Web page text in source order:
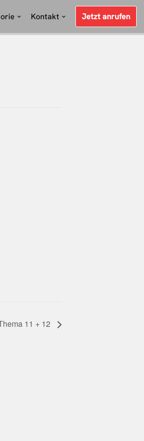
Kontakt Jetzt anrufen
11 + 12